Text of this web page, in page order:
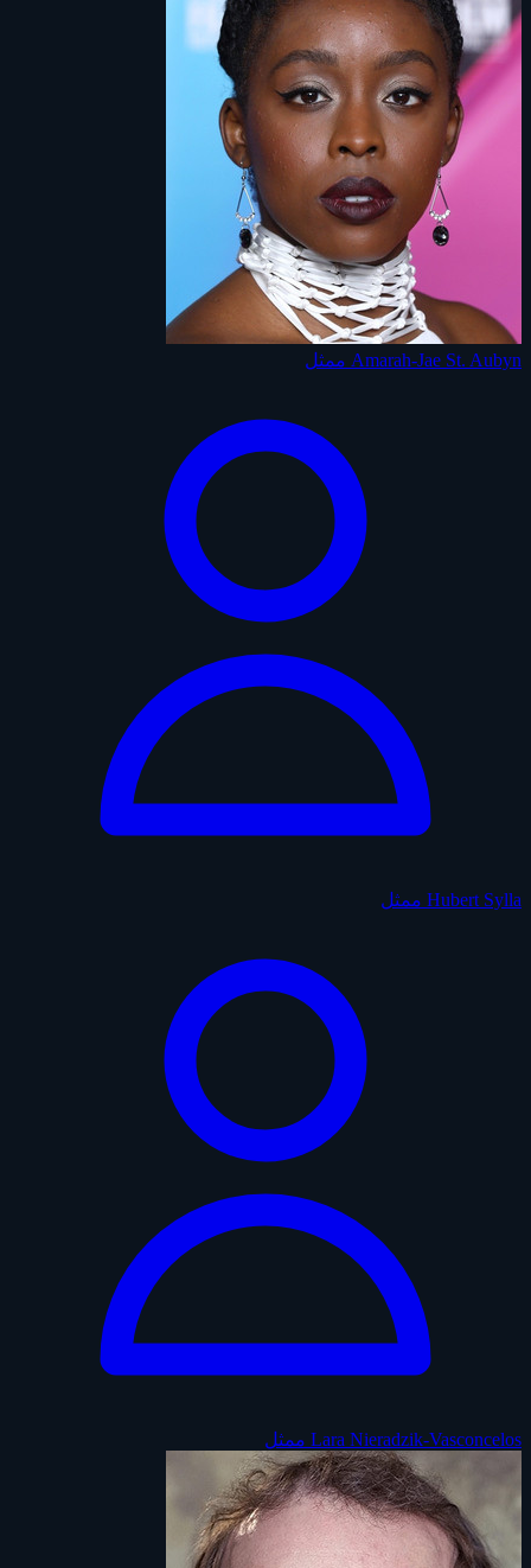
Amarah-Jae St. Aubyn ممثل
Hubert Sylla ممثل
Lara Nieradzik-Vasconcelos ممثل